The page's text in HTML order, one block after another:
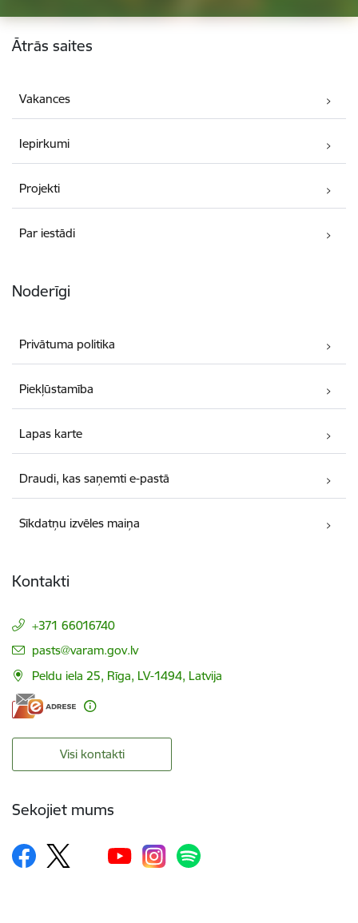
Kājene
Ātrās saites
Vakances
Iepirkumi
Projekti
Par iestādi
Noderīgi
Privātuma politika
Piekļūstamība
Lapas karte
Draudi, kas saņemti e-pastā
Sīkdatņu izvēles maiņa
Kontakti
+371 66016740
E-pasts:
pasts@varam.gov.lv
Peldu iela 25, Rīga, LV-1494, Latvija
Visi kontakti
Sekojiet mums